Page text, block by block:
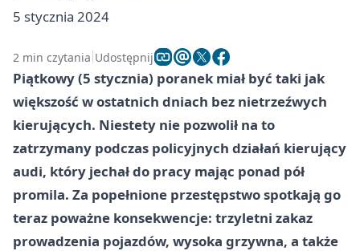
5 stycznia 2024
2 min czytania Udostępnij
Piątkowy (5 stycznia) poranek miał być taki jak
większość w ostatnich dniach bez nietrzeźwych
kierujących. Niestety nie pozwolił na to
zatrzymany podczas policyjnych działań kierujący
audi, który jechał do pracy mając ponad pół
promila. Za popełnione przestępstwo spotkają go
teraz poważne konsekwencje: trzyletni zakaz
prowadzenia pojazdów, wysoka grzywna, a także